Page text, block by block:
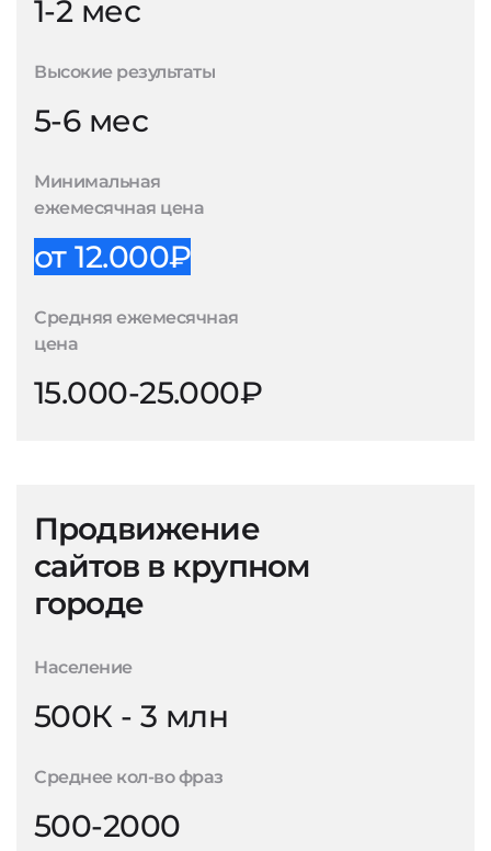
1-2 мес
Высокие результаты
5-6 мес
Минимальная
ежемесячная цена
от 12.000₽
Средняя ежемесячная
цена
15.000-25.000₽
Продвижение
сайтов в крупном
городе
Население
500К - 3 млн
Среднее кол-во фраз
500-2000